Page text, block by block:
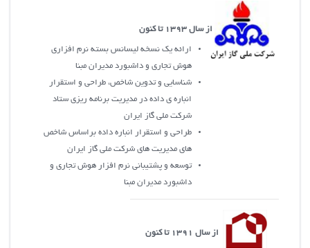
از سال 1393 تا کنون
ارائه يک نسخه ليسانس بسته نرم افزاري
هوش تجاري و داشبورد مديران مبنا
شناسايي و تدوين شاخص، طراحي و استقرار
انباره ي داده در مديريت برنامه ريزي ستاد
شرکت ملي گاز ايران
طراحی و استقرار انباره داده براساس شاخص
های مدیریت های شرکت ملی گاز ایران
توسعه و پشتيباني نرم افزار هوش تجاري و
داشبورد مديران مبنا
از سال 1391 تا کنون